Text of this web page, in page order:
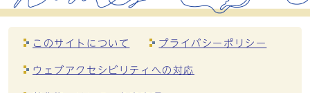
このサイトについて プライバシーポリシー
ウェブアクセシビリティへの対応